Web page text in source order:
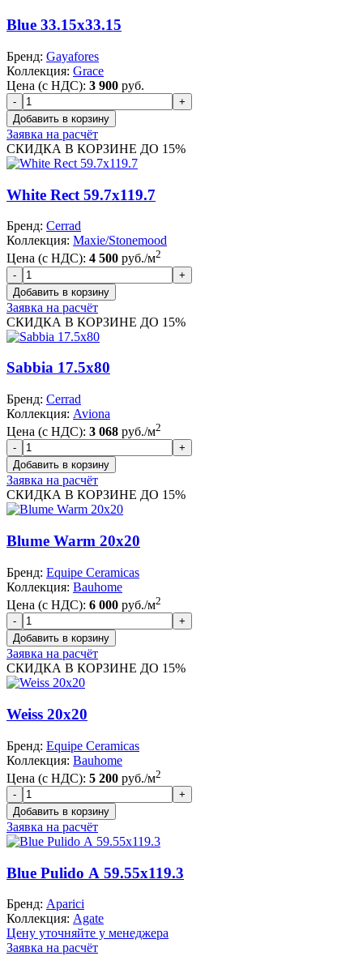
Blue 33.15x33.15
Бренд: Gayafores
Коллекция: Grace
Цена (с НДС): 3 900 руб.
Заявка на расчёт
СКИДКА В КОРЗИНЕ ДО 15%
White Rect 59.7x119.7
Бренд: Cerrad
Коллекция: Maxie/Stonemood
Цена (с НДС): 4 500 руб./м2
Заявка на расчёт
СКИДКА В КОРЗИНЕ ДО 15%
Sabbia 17.5x80
Бренд: Cerrad
Коллекция: Aviona
Цена (с НДС): 3 068 руб./м2
Заявка на расчёт
СКИДКА В КОРЗИНЕ ДО 15%
Blume Warm 20x20
Бренд: Equipe Ceramicas
Коллекция: Bauhome
Цена (с НДС): 6 000 руб./м2
Заявка на расчёт
СКИДКА В КОРЗИНЕ ДО 15%
Weiss 20x20
Бренд: Equipe Ceramicas
Коллекция: Bauhome
Цена (с НДС): 5 200 руб./м2
Заявка на расчёт
Blue Pulido А 59.55x119.3
Бренд: Aparici
Коллекция: Agate
Цену уточняйте у менеджера
Заявка на расчёт